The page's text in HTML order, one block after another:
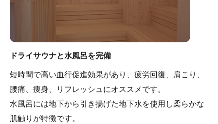
うに、脱衣スペースが広々なのはもちろん、浴室内への
手すりの設置、浴室用の車イスもございます。
・前日までの事前予約制（お電話：022ｰ355ｰ4030）
ドライサウナと水風呂を完備
短時間で高い血行促進効果があり、疲労回復、肩こり、
腰痛、痩身、リフレッシュにオススメです。
水風呂には地下から引き揚げた地下水を使用し柔らかな
肌触りが特徴です。